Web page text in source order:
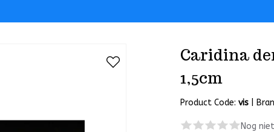
Caridina
1,5cm
Product Code:vis
Nog